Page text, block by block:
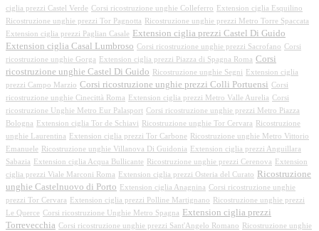
ciglia prezzi Castel Verde Corsi ricostruzione unghie Colleferro
Extension ciglia Esquilino
Ricostruzione unghie prezzi Tor Pagnotta
Ricostruzione unghie prezzi Metro Torre Spaccata
Extension ciglia prezzi Paglian Casale
Extension ciglia prezzi Castel Di Guido
Extension ciglia Casal Lumbroso Corsi ricostruzione unghie prezzi Sacrofano Corsi
ricostruzione unghie Gorga
Extension ciglia prezzi Piazza di Spagna Roma Corsi
ricostruzione unghie Castel Di Guido
Ricostruzione unghie Segni
Extension ciglia
prezzi Campo Marzio Corsi ricostruzione unghie prezzi Colli Portuensi Corsi
ricostruzione unghie Cinecittà Roma
Extension ciglia prezzi Metro Valle Aurelia Corsi
ricostruzione Unghie Metro Eur Palasport Corsi ricostruzione unghie prezzi Metro Piazza
Bologna
Extension ciglia Tor de Schiavi Ricostruzione unghie Tor Cervara
Ricostruzione
unghie Laurentina
Extension ciglia prezzi Tor Carbone
Ricostruzione unghie Metro Vittorio
Emanuele
Ricostruzione unghie Villanova Di Guidonia
Extension ciglia prezzi Anguillara
Sabazia
Extension ciglia Acqua Bullicante Ricostruzione unghie prezzi Cerenova
Extension
ciglia prezzi Viale Marconi Roma
Extension ciglia prezzi Osteria del Curato
Ricostruzione
unghie Castelnuovo di Porto
Extension ciglia Anagnina Corsi ricostruzione unghie
prezzi Tor Cervara
Extension ciglia prezzi Polline Martignano
Ricostruzione unghie prezzi
Le Querce Corsi ricostruzione Unghie Metro Spagna
Extension ciglia prezzi
Torrevecchia Corsi ricostruzione unghie prezzi Sant'Angelo Romano
Ricostruzione unghie